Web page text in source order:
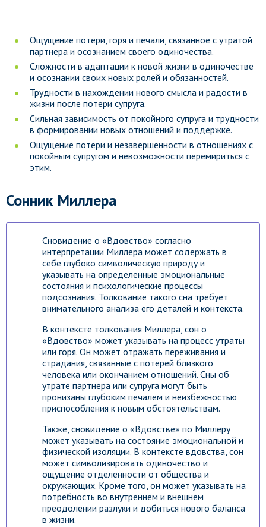
Ощущение потери, горя и печали, связанное с утратой
партнера и осознанием своего одиночества.
Сложности в адаптации к новой жизни в одиночестве
и осознании своих новых ролей и обязанностей.
Трудности в нахождении нового смысла и радости в
жизни после потери супруга.
Сильная зависимость от покойного супруга и трудности
в формировании новых отношений и поддержке.
Ощущение потери и незавершенности в отношениях с
покойным супругом и невозможности перемириться с
этим.
Сонник Миллера
Сновидение о «Вдовство» согласно
интерпретации Миллера может содержать в
себе глубоко символическую природу и
указывать на определенные эмоциональные
состояния и психологические процессы
подсознания. Толкование такого сна требует
внимательного анализа его деталей и контекста.
В контексте толкования Миллера, сон о
«Вдовство» может указывать на процесс утраты
или горя. Он может отражать переживания и
страдания, связанные с потерей близкого
человека или окончанием отношений. Сны об
утрате партнера или супруга могут быть
пронизаны глубоким печалем и неизбежностью
приспособления к новым обстоятельствам.
Также, сновидение о «Вдовстве» по Миллеру
может указывать на состояние эмоциональной и
физической изоляции. В контексте вдовства, сон
может символизировать одиночество и
ощущение отделенности от общества и
окружающих. Кроме того, он может указывать на
потребность во внутреннем и внешнем
преодолении разлуки и добиться нового баланса
в жизни.